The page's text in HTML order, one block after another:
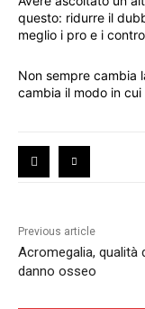
questo: ridurre il
meglio i pro e i
Non sempre cambia
cambia il modo in
Previous article
Acromegalia, qualità
danno osseo